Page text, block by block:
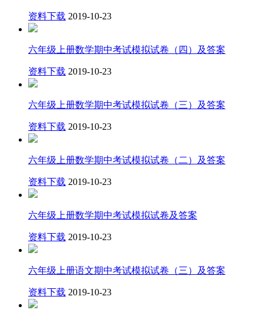
资料下载 2019-10-23
六年级上册数学期中考试模拟试卷（四）及答案
资料下载 2019-10-23
六年级上册数学期中考试模拟试卷（三）及答案
资料下载 2019-10-23
六年级上册数学期中考试模拟试卷（二）及答案
资料下载 2019-10-23
六年级上册数学期中考试模拟试卷及答案
资料下载 2019-10-23
六年级上册语文期中考试模拟试卷（三）及答案
资料下载 2019-10-23